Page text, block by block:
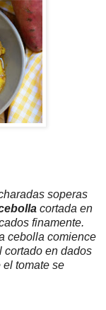
soperas
cortada en
finamente.
cebolla comience
cortado en dados
el tomate se